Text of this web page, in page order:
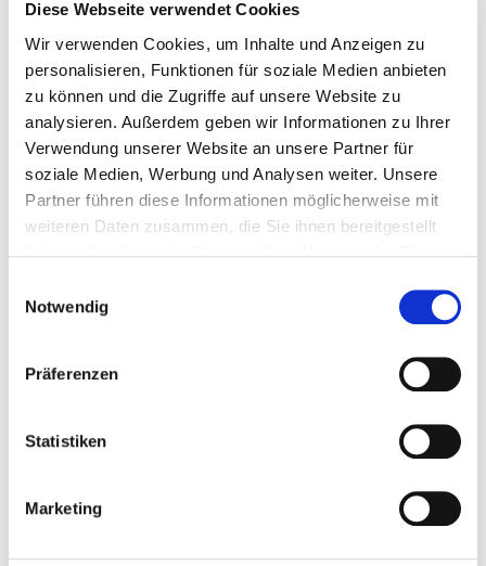
Diese Webseite verwendet Cookies
Wir verwenden Cookies, um Inhalte und Anzeigen zu
personalisieren, Funktionen für soziale Medien anbieten
zu können und die Zugriffe auf unsere Website zu
analysieren. Außerdem geben wir Informationen zu Ihrer
Verwendung unserer Website an unsere Partner für
soziale Medien, Werbung und Analysen weiter. Unsere
Partner führen diese Informationen möglicherweise mit
weiteren Daten zusammen, die Sie ihnen bereitgestellt
Notwendig
Präferenzen
Statistiken
Marketing
Bitte bieten Sie mir Flüge an
Persönliche Daten
Anrede
Name*